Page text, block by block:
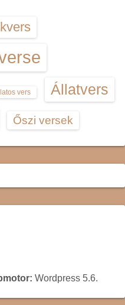
vers Állatvers
Őszi versek
Wordpress 5.6.